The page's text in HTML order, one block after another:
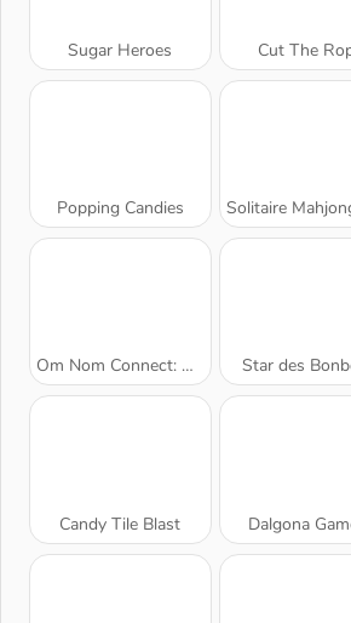
Sugar Heroes Cut The
Popping Candies Solitaire Mahjong
Om Nom Connect: Christmas Star des
Candy Tile Blast Dalgona